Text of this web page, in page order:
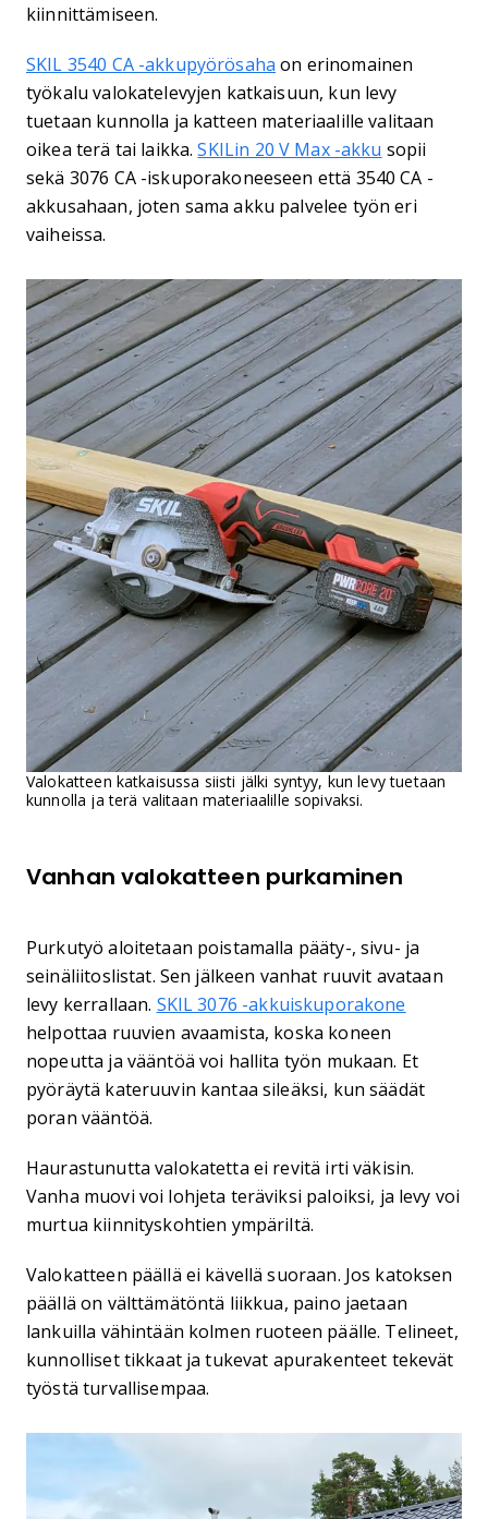
kiinnittämiseen.
SKIL 3540 CA -akkupyörösaha on erinomainen
työkalu valokatelevyjen katkaisuun, kun levy
tuetaan kunnolla ja katteen materiaalille valitaan
oikea terä tai laikka.SKILin 20 V Max -akku sopii
sekä 3076 CA -iskuporakoneeseen että 3540 CA -
akkusahaan, joten sama akku palvelee työn eri
vaiheissa.
Valokatteen katkaisussa siisti jälki syntyy, kun levy tuetaan
kunnolla ja terä valitaan materiaalille sopivaksi.
Vanhan valokatteen purkaminen
Purkutyö aloitetaan poistamalla pääty-, sivu- ja
seinäliitoslistat. Sen jälkeen vanhat ruuvit avataan
levy kerrallaan. SKIL 3076 -akkuiskuporakone
helpottaa ruuvien avaamista, koska koneen
nopeutta ja vääntöä voi hallita työn mukaan. Et
pyöräytä kateruuvin kantaa sileäksi, kun säädät
poran vääntöä.
Haurastunutta valokatetta ei revitä irti väkisin.
Vanha muovi voi lohjeta teräviksi paloiksi, ja levy voi
murtua kiinnityskohtien ympäriltä.
Valokatteen päällä ei kävellä suoraan. Jos katoksen
päällä on välttämätöntä liikkua, paino jaetaan
lankuilla vähintään kolmen ruoteen päälle. Telineet,
kunnolliset tikkaat ja tukevat apurakenteet tekevät
työstä turvallisempaa.